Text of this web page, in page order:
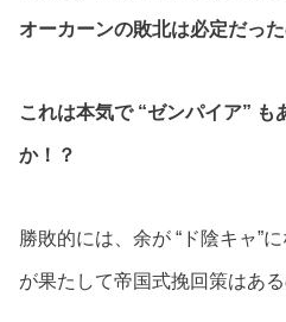
オーカーンの敗北は必定だっ
これは本気で “ゼンパイア” も
か！？
勝敗的には、余が “ド陰キャ”
が果たして帝国式挽回策はある